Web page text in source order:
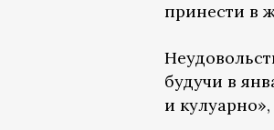
принести в
будучи в
и